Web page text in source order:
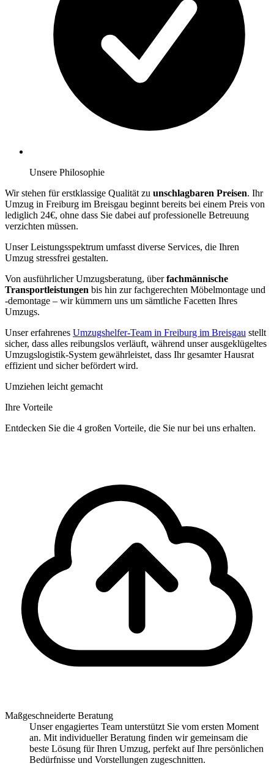
Unsere Philosophie
Wir stehen für erstklassige Qualität zu unschlagbaren Preisen. Ihr
Umzug in Freiburg im Breisgau beginnt bereits bei einem Preis von
lediglich 24€, ohne dass Sie dabei auf professionelle Betreuung
verzichten müssen.
Unser Leistungsspektrum umfasst diverse Services, die Ihren
Umzug stressfrei gestalten.
Von ausführlicher Umzugsberatung, überfachmännische
Transportleistungen bis hin zur fachgerechten Möbelmontage und
-demontage – wir kümmern uns um sämtliche Facetten Ihres
Umzugs.
Unser erfahrenes Umzugshelfer-Team in Freiburg im Breisgau stellt
sicher, dass alles reibungslos verläuft, während unser ausgeklügeltes
Umzugslogistik-System gewährleistet, dass Ihr gesamter Hausrat
effizient und sicher befördert wird.
Umziehen leicht gemacht
Ihre Vorteile
Entdecken Sie die 4 großen Vorteile, die Sie nur bei uns erhalten.
Maßgeschneiderte Beratung
Unser engagiertes Team unterstützt Sie vom ersten Moment
an. Mit individueller Beratung finden wir gemeinsam die
beste Lösung für Ihren Umzug, perfekt auf Ihre persönlichen
Bedürfnisse und Vorstellungen zugeschnitten.